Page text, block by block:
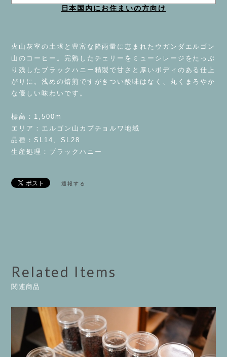
日本国内にお住まいの方向け
火山灰室の土壌と豊富な降雨量に恵まれたウガンダエルゴン
山のコーヒー。完熟したチェリーをミューシレージをたっぷ
り残したブラックハニー精製で甘さと厚いボディのある仕上
がりに。浅めの焙煎ですがきつい酸味はなく、丸くまろやか
な優しい味わいです。
標高：1,500m
エリア：エルゴン山カプチョルワ地域
品種：SL14、SL28
生産処理：ブラックハニー
通報する
Related Items
関連商品